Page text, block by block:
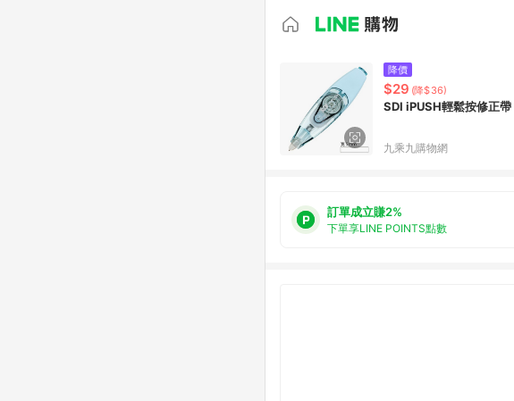
降價
$29 (降$36)
SDI iPUSH輕鬆按修正
九乘九購物網
訂單成立賺2%
下單享LINE POINTS點數